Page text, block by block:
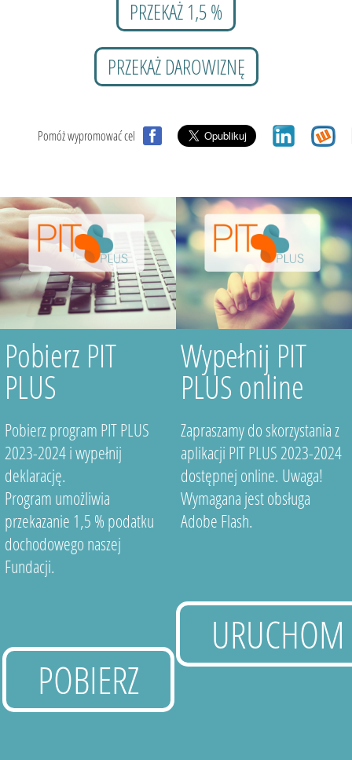
PRZEKAŻ 1,5 %
PRZEKAŻ DAROWIZNĘ
Pomóż wypromować cel
Pobierz PIT
PLUS
Pobierz program PIT PLUS
2023-2024 i wypełnij
deklarację.
Program umożliwia
przekazanie 1,5 % podatku
dochodowego naszej
Fundacji.
POBIERZ
Wypełnij PIT
PLUS online
Zapraszamy do skorzystania z
aplikacji PIT PLUS 2023-2024
dostępnej online. Uwaga!
Wymagana jest obsługa
Adobe Flash.
URUCHOM